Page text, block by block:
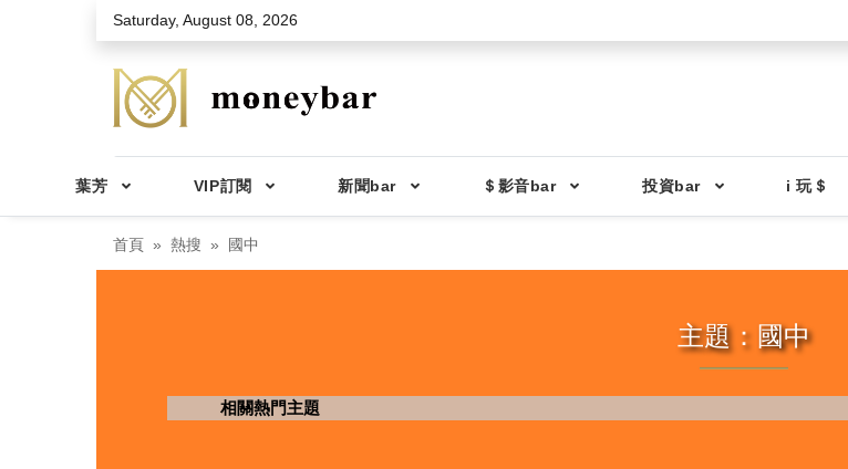
Skip to main contentSaturday, August 08, 2026
葉芳 VIP訂閱 新聞bar ＄影音bar 投資bar i 玩＄
首頁 熱搜 國中
主題：國中
相關熱門主題